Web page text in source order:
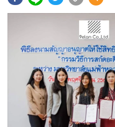
• Green Innovation & SD
MGR Live
การเมือง
ท่องเที่ยว
ต่างประเทศ